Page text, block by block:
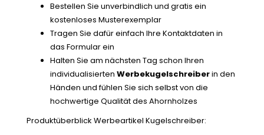
Bestellen Sie unverbindlich und gratis ein
kostenloses Musterexemplar
Tragen Sie dafür einfach Ihre Kontaktdaten in
das Formular ein
Halten Sie am nächsten Tag schon Ihren
individualisierten Werbekugelschreiberin den
Händen und fühlen Sie sich selbst von die
hochwertige Qualität des Ahornholzes
Produktüberblick Werbeartikel Kugelschreiber: